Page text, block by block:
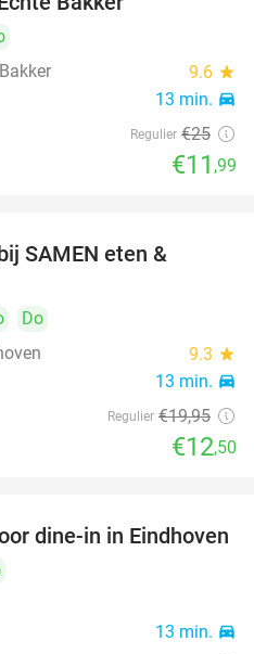
9.6 star
13 min. directions_car
Regulier €25
€11 ,99
SAMEN eten &
Do
9.3 star
13 min. directions_car
Regulier €19,95
€12,50
26%
dine-in in Eindhoven
13 min. directions_car